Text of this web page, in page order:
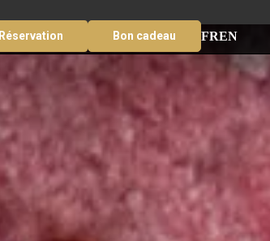
Réservation Bon cadeau FREN